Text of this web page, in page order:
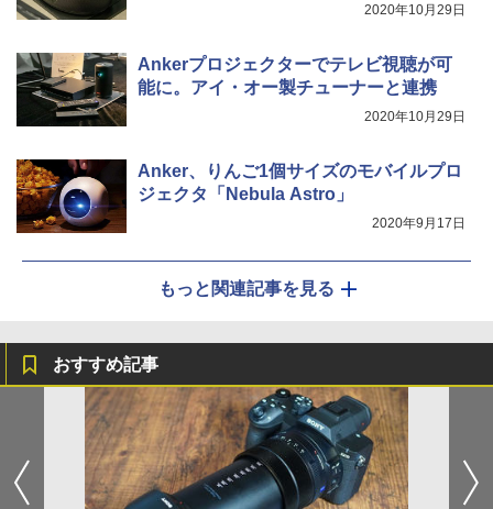
2020年10月29日
Ankerプロジェクターでテレビ視聴が可
能に。アイ・オー製チューナーと連携
2020年10月29日
Anker、りんご1個サイズのモバイルプロ
ジェクタ「Nebula Astro」
2020年9月17日
もっと関連記事を見る
おすすめ記事